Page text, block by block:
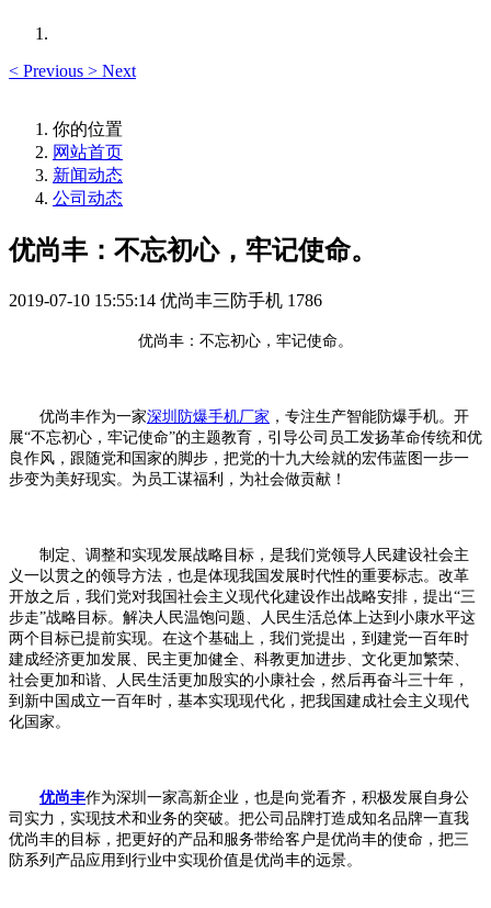
< Previous > Next
你的位置
网站首页
新闻动态
公司动态
优尚丰：不忘初心，牢记使命。
2019-07-10 15:55:14 优尚丰三防手机 1786
优尚丰：不忘初心，牢记使命。
优尚丰作为一家深圳防爆手机厂家 ，专注生产智能防爆手机。开
展“不忘初心，牢记使命”的主题教育，引导公司员工发扬革命传统和优
良作风，跟随党和国家的脚步，把党的十九大绘就的宏伟蓝图一步一
步变为美好现实。为员工谋福利，为社会做贡献！
制定、调整和实现发展战略目标，是我们党领导人民建设社会主
义一以贯之的领导方法，也是体现我国发展时代性的重要标志。改革
开放之后，我们党对我国社会主义现代化建设作出战略安排，提出“三
步走”战略目标。解决人民温饱问题、人民生活总体上达到小康水平这
两个目标已提前实现。在这个基础上，我们党提出，到建党一百年时
建成经济更加发展、民主更加健全、科教更加进步、文化更加繁荣、
社会更加和谐、人民生活更加殷实的小康社会，然后再奋斗三十年，
到新中国成立一百年时，基本实现现代化，把我国建成社会主义现代
化国家。
优尚丰作为深圳一家高新企业，也是向党看齐，积极发展自身公
司实力，实现技术和业务的突破。把公司品牌打造成知名品牌一直我
优尚丰的目标，把更好的产品和服务带给客户是优尚丰的使命，把三
防系列产品应用到行业中实现价值是优尚丰的远景。